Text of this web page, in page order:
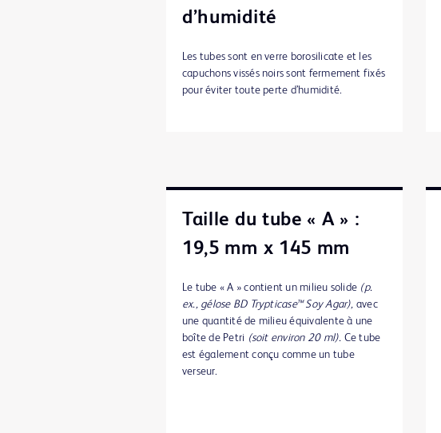
d’humidité
Les tubes sont en verre borosilicate et les
capuchons vissés noirs sont fermement fixés
pour éviter toute perte d’humidité.
Taille du tube « A » :
19,5 mm x 145 mm
Le tube « A » contient un milieu solide (p.
ex., gélose BD Trypticase™ Soy Agar), avec
une quantité de milieu équivalente à une
boîte de Petri (soit environ 20 ml). Ce tube
est également conçu comme un tube
verseur.